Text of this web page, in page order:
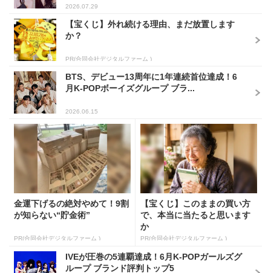
2026.07.29
【宝くじ】外れ続ける理由、まだ放置します
か？
PR(合同会社デジタルファーム )
BTS、デビュー13周年に1年連続首位達成！6
月K-POPボーイズグループ ブラ...
2026.06.15
金運下げるの絶対やめて！9割
が知らない“貯金術”
PR(合同会社デジタルファーム )
【宝くじ】このままの買い方
で、本当に当たると思います
か
PR(合同会社デジタルファーム )
IVEが圧巻の5連覇達成！6月K-POPガールズグ
ループ ブランド評判トップ5